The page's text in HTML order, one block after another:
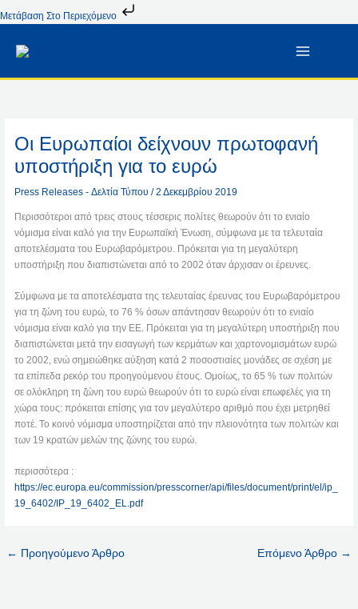
Μετάβαση Στο Περιεχόμενο
Στο
Οι Ευρωπαίοι δείχνουν πρωτοφανή
υποστήριξη για το ευρώ
Press Releases - Δελτία Τύπου /2 Δεκεμβρίου 2019
Περισσότεροι από τρεις στους τέσσερις πολίτες θεωρούν ότι το ενιαίο
νόμισμα είναι καλό για την Ευρωπαϊκή Ένωση, σύμφωνα με τα τελευταία
αποτελέσματα του Ευρωβαρόμετρου. Πρόκειται για τη μεγαλύτερη
υποστήριξη που διαπιστώνεται από το 2002 όταν άρχισαν οι έρευνες.
Σύμφωνα με τα αποτελέσματα της τελευταίας έρευνας του Ευρωβαρόμετρου
για τη ζώνη του ευρώ, το 76 % όσων απάντησαν θεωρούν ότι το ενιαίο
νόμισμα είναι καλό για την ΕΕ. Πρόκειται για τη μεγαλύτερη υποστήριξη που
διαπιστώνεται μετά την εισαγωγή των κερμάτων και χαρτονομισμάτων ευρώ
το 2002, ενώ σημειώθηκε αύξηση κατά 2 ποσοστιαίες μονάδες σε σχέση με
τα επίπεδα ρεκόρ του προηγούμενου έτους. Ομοίως, το 65 % των πολιτών
σε ολόκληρη τη ζώνη του ευρώ θεωρούν ότι το ευρώ είναι επωφελές για τη
χώρα τους: πρόκειται επίσης για τον μεγαλύτερο αριθμό που έχει μετρηθεί
ποτέ. Το κοινό νόμισμα υποστηρίζεται από την πλειονότητα των πολιτών και
των 19 κρατών μελών της ζώνης του ευρώ.
περισσότερα :
https://ec.europa.eu/commission/presscorner/api/files/document/print/el/ip_
19_6402/IP_19_6402_EL.pdf
← Προηγούμενο Άρθρο Επόμενο Άρθρο →